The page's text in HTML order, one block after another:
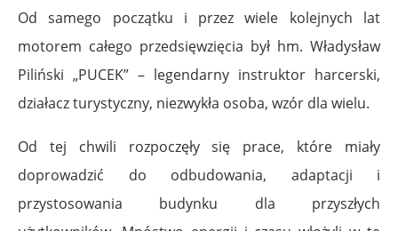
Od samego początku i przez wiele kolejnych lat
motorem całego przedsięwzięcia był hm. Władysław
Piliński „PUCEK” – legendarny instruktor harcerski,
działacz turystyczny, niezwykła osoba, wzór dla wielu.
Od tej chwili rozpoczęły się prace, które miały
doprowadzić do odbudowania, adaptacji i
przystosowania budynku dla przyszłych